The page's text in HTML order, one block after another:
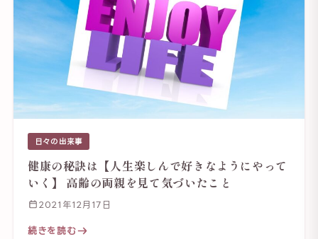
日々の出来事
健康の秘訣は【人生楽しんで好きなようにやって
いく】 高齢の両親を見て気づいたこと
2021年12月17日
続きを読む